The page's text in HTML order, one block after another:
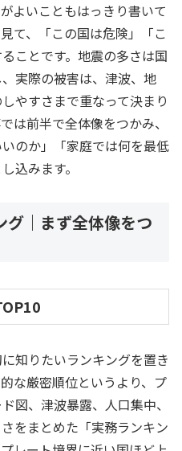
よいこともはっきり書いて
て、「この国は危険」「こ
ことです。地震の多さは国
実際の被害は、津波、地
やすさまで重なって決まり
は前半で全体像をつかみ、
のか」「家庭では何を最低
込みます。
グ｜まず全体像をつ
知りたいランキングを置き
な厳密順位というより、プ
図、津波暴露、人口集中、
をまとめた「実務ランキン